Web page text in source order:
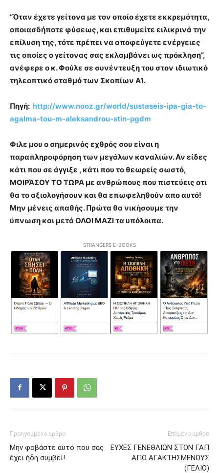
“Όταν έχετε γείτονα με τον οποίο έχετε εκκρεμότητα,
οποιασδήποτε φύσεως, και επιθυμείτε ειλικρινά την
επίλυση της, τότε πρέπει να αποφεύγετε ενέργειες
τις οποίες ο γείτονας σας εκλαμβάνει ως πρόκληση”,
ανέφερε ο κ. Φούλε σε συνέντευξη του στον ιδιωτικό
τηλεοπτικό σταθμό των Σκοπίων Α1.
Πηγή: http://www.nooz.gr/world/sustaseis-ipa-gia-to-
agalma-tou-m-aleksandrou-stin-pgdm
Φιλε μου ο σημερινός εχθρός σου είναι η
παραπληροφόρηση των μεγάλων καναλιών. Αν είδες
κάτι που σε άγγιξε , κάτι που το θεωρείς σωστό,
ΜΟΙΡΆΣΟΥ ΤΟ ΤΩΡΑ με ανθρώπους που πιστεύεις οτι
θα το αξιολογήσουν και θα επωφεληθούν απο αυτό!
Μην μένεις απαθής. Πρώτα θα νικήσουμε την
ύπνωση και μετά ΟΛΟΙ ΜΑΖΙ τα υπόλοιπα.
STRANGERS E-BOOKS
Προηγούμενο άρθρο
Μην φοβάστε αυτό που σας
έχει ήδη συμβεί!
Επόμενο άρθρο
ΕΥΧΕΣ ΓΕΝΕΘΛΙΩΝ ΣΤΟΝ ΓΑΠ
ΑΠΟ ΑΓΑΚΤΗΣΜΕΝΟΥΣ
(ΓΕΛΙΟ)